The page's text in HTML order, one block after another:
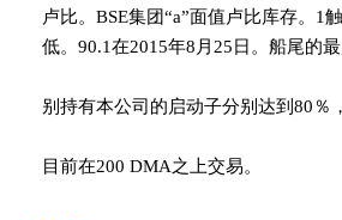
卢比。BSE集团“a”面值卢比库存。1
低。90.1在2015年8月25日。船尾的
别持有本公司的启动子分别达到80％
目前在200 DMA之上交易。